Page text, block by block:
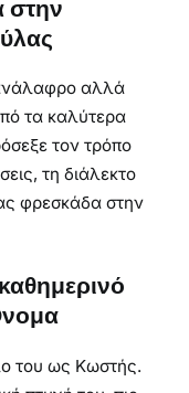
αλλά
τα καλύτερα
τον τρόπο
τη διάλεκτο
φρεσκάδα στην
του ως Κωστής.